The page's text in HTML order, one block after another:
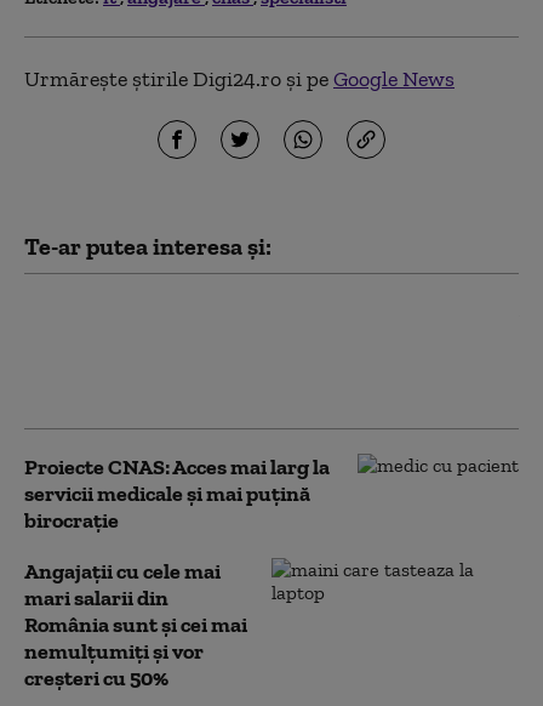
Urmărește știrile Digi24.ro și peGoogle News
Te-ar putea interesa și:
Proiecte CNAS: Acces mai larg la
servicii medicale și mai puţină
birocraţie
Angajații cu cele mai
mari salarii din
România sunt și cei mai
nemulțumiți și vor
creșteri cu 50%